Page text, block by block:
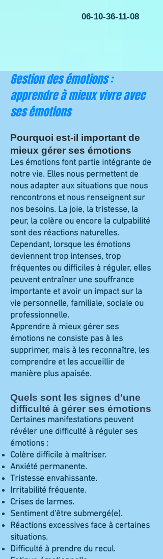
06-10-36-11-08
Gestion des émotions :
apprendre à mieux vivre avec
ses émotions
Pourquoi est-il important de
mieux gérer ses émotions
Les émotions font partie intégrante de
notre vie. Elles nous permettent de
nous adapter aux situations que nous
rencontrons et nous renseignent sur
nos besoins. La joie, la tristesse, la
peur, la colère ou encore la culpabilité
sont des réactions naturelles.
Cependant, lorsque les émotions
deviennent trop intenses, trop
fréquentes ou difficiles à réguler, elles
peuvent entraîner une souffrance
importante et avoir un impact sur la
vie personnelle, familiale, sociale ou
professionnelle.
Apprendre à mieux gérer ses
émotions ne consiste pas à les
supprimer, mais à les reconnaître, les
comprendre et les accueillir de
manière plus apaisée.
Quels sont les signes d'une
difficulté à gérer ses émotions
Certaines manifestations peuvent
révéler une difficulté à réguler ses
émotions :
Colère difficile à maîtriser.
Anxiété permanente.
Tristesse envahissante.
Irritabilité fréquente.
Crises de larmes.
Sentiment d'être submergé(e).
Réactions excessives face à certaines
situations.
Difficulté à prendre du recul.